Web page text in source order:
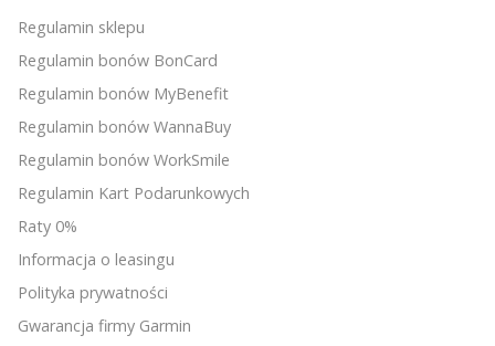
Regulamin sklepu
Regulamin bonów BonCard
Regulamin bonów MyBenefit
Regulamin bonów WannaBuy
Regulamin bonów WorkSmile
Regulamin Kart Podarunkowych
Raty 0%
Informacja o leasingu
Polityka prywatności
Gwarancja firmy Garmin